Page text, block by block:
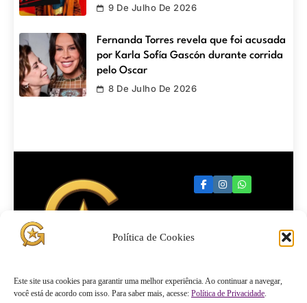
Política de Cookies
Este site usa cookies para garantir uma melhor experiência. Ao continuar a navegar,
você está de acordo com isso. Para saber mais, acesse: Política de Privacidade.
9 De Julho De 2026
Fernanda Torres revela que foi acusada
por Karla Sofía Gascón durante corrida
pelo Oscar
8 De Julho De 2026
Quartel